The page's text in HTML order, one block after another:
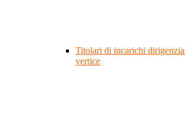
Titolari di incarichi
vertice